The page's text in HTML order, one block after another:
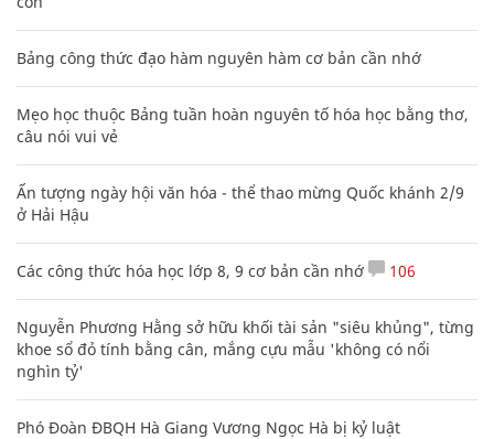
Bảng công thức đạo hàm nguyên hàm cơ bản cần nhớ
Mẹo học thuộc Bảng tuần hoàn nguyên tố hóa học bằng thơ,
câu nói vui vẻ
Ấn tượng ngày hội văn hóa - thể thao mừng Quốc khánh 2/9
ở Hải Hậu
Các công thức hóa học lớp 8, 9 cơ bản cần nhớ 106
Nguyễn Phương Hằng sở hữu khối tài sản "siêu khủng", từng
khoe sổ đỏ tính bằng cân, mắng cựu mẫu 'không có nổi
nghìn tỷ'
Phó Đoàn ĐBQH Hà Giang Vương Ngọc Hà bị kỷ luật